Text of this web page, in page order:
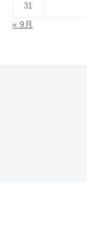
31
« 9月